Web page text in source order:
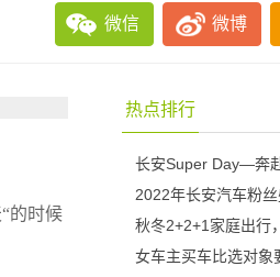
微信 微博
的时候
热点排行
长安Super Day—奔
2022年长安汽车粉
秋冬2+2+1家庭出行
女车主买车比选对象